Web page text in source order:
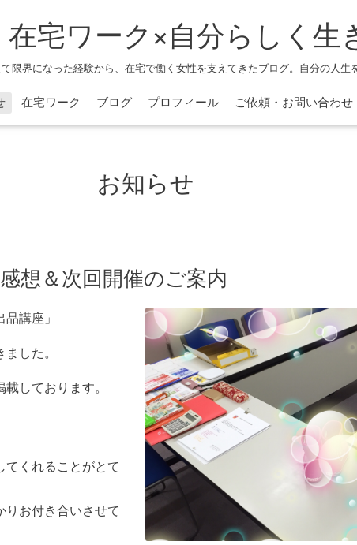
宅ワーク×自分らしく生
限界になった経験から、在宅で働く女性を支えてきたブログ。自分の人生
在宅ワーク ブログ プロフィール ご依頼・お問い合わせ
お知らせ
想＆次回開催のご案内
講座」
した。
しております。
てくれることがとて
りお付き合いさせて